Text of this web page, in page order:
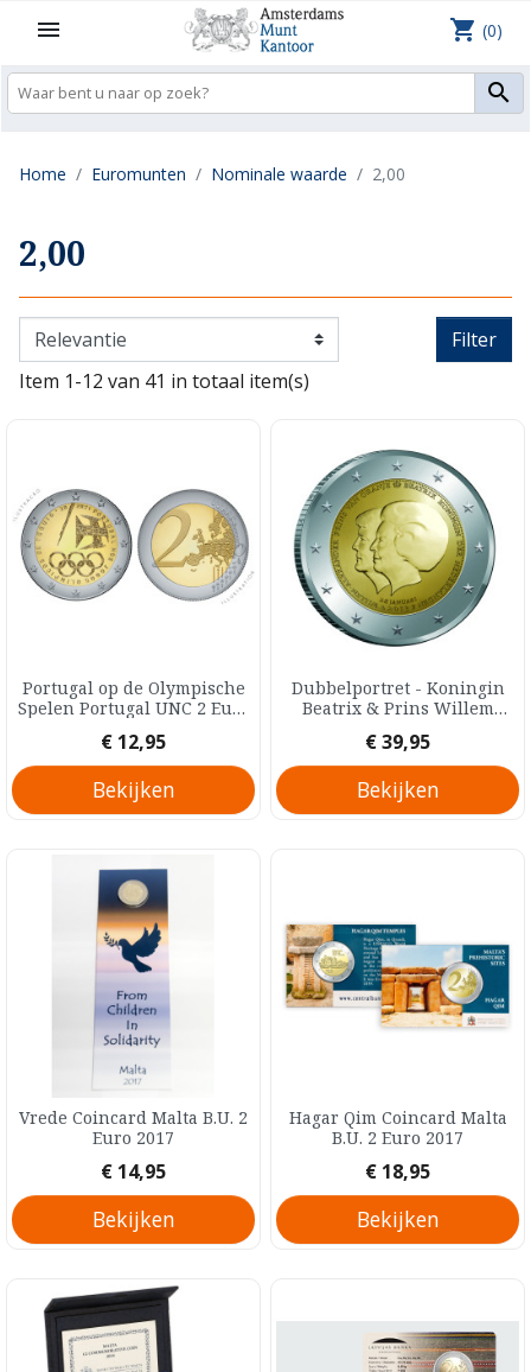


shopping_cart (0)
Home Euromunten Nominale waarde 2,00
2,00
Filter
Item 1-12 van 41 in totaal item(s)
Portugal op de Olympische
Spelen Portugal UNC 2 Euro
Prijs
€ 12,95
Bekijken
Dubbelportret - Koningin
Beatrix & Prins Willem
2 Euro 2013
Prijs
€ 39,95
Bekijken
Vrede Coincard Malta B.U. 2
Euro 2017
Prijs
€ 14,95
Bekijken
Hagar Qim Coincard Malta
B.U. 2 Euro 2017
Prijs
€ 18,95
Bekijken